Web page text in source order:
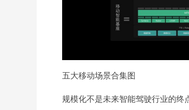
五大移动场景合集图
规模化不是未来智能驾驶行业的终